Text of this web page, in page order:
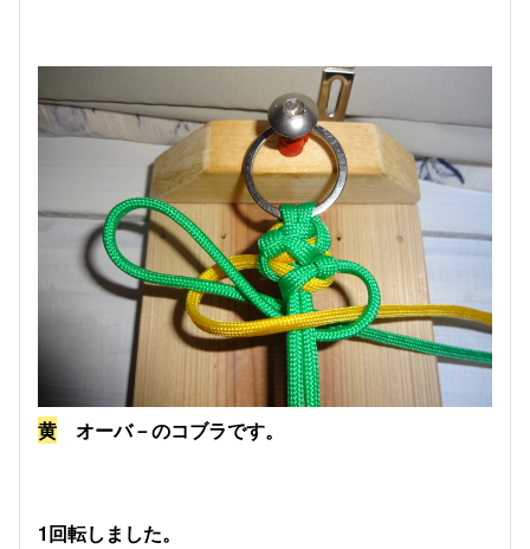
黄 オーバ－のコブラです。
1回転しました。